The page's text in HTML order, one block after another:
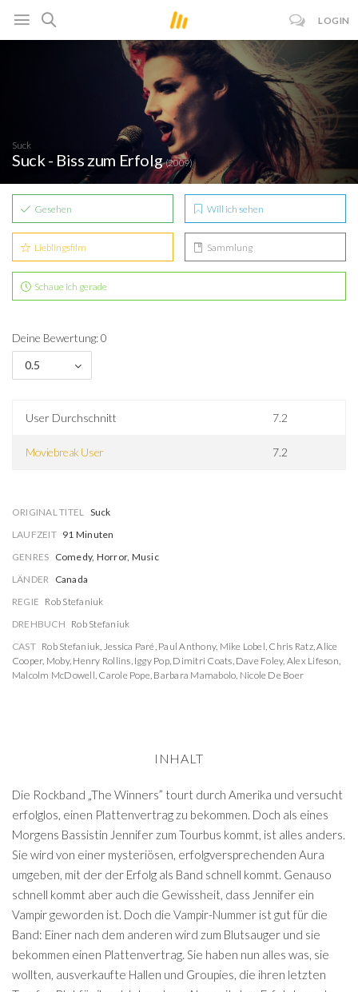
LOGIN
Suck
Suck - Biss zum Erfolg(2009)
Gesehen Will ich sehen
Lieblingsfilm Sammlung
Schaue ich gerade
Deine Bewertung: 0
0.5
User Durchschnitt 7.2
Moviebreak User 7.2
ORIGINAL TITEL Suck
LAUFZEIT 91 Minuten
GENRES Comedy, Horror, Music
LÄNDER Canada
REGIE Rob Stefaniuk
DREHBUCH Rob Stefaniuk
CAST Rob Stefaniuk, Jessica Paré, Paul Anthony, Mike Lobel, Chris Ratz,Alice
Cooper, Moby, Henry Rollins, Iggy Pop, Dimitri Coats, Dave Foley, Alex Lifeson,
Malcolm McDowell, Carole Pope, Barbara Mamabolo, Nicole De Boer
INHALT
Die Rockband „The Winners” tourt durch Amerika und versucht
erfolglos, einen Plattenvertrag zu bekommen. Doch als eines
Morgens Bassistin Jennifer zum Tourbus kommt, ist alles anders.
Sie wird von einer mysteriösen, erfolgversprechenden Aura
umgeben, mit der der Erfolg als Band schnell kommt. Genauso
schnell kommt aber auch die Gewissheit, dass Jennifer ein
Vampir geworden ist. Doch die Vampir-Nummer ist gut für die
Band: Einer nach dem anderen wird zum Blutsauger und sie
bekommen einen Plattenvertrag. Sie haben nun alles was, sie
wollten, ausverkaufte Hallen und Groupies, die ihren letzten